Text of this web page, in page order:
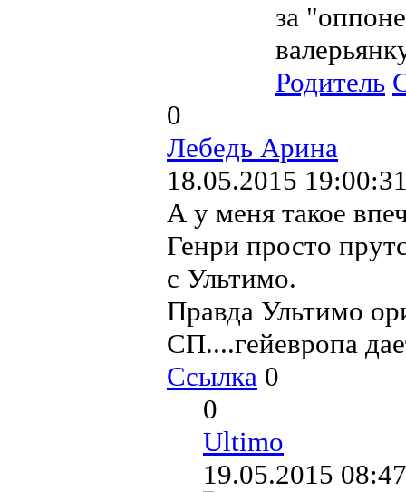
за
Родитель
0
Лебедь Арина
18.05.2015
А у меня такое
Генри просто
с Ультимо.
Правда Ультимо
СП....гейевропа
Ссылка 0
0
Ultimo
19.05.2015